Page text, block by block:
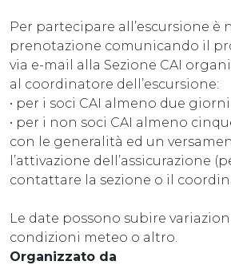
Per partecipare all’escursione è
prenotazione comunicando il
via e-mail alla Sezione CAI
al coordinatore dell’escursione:
• per i soci CAI almeno due
• per i non soci CAI almeno
con le generalità ed un
l’attivazione dell’assicurazione
contattare la sezione o il
Le date possono subire
condizioni meteo o altro.
Organizzato da